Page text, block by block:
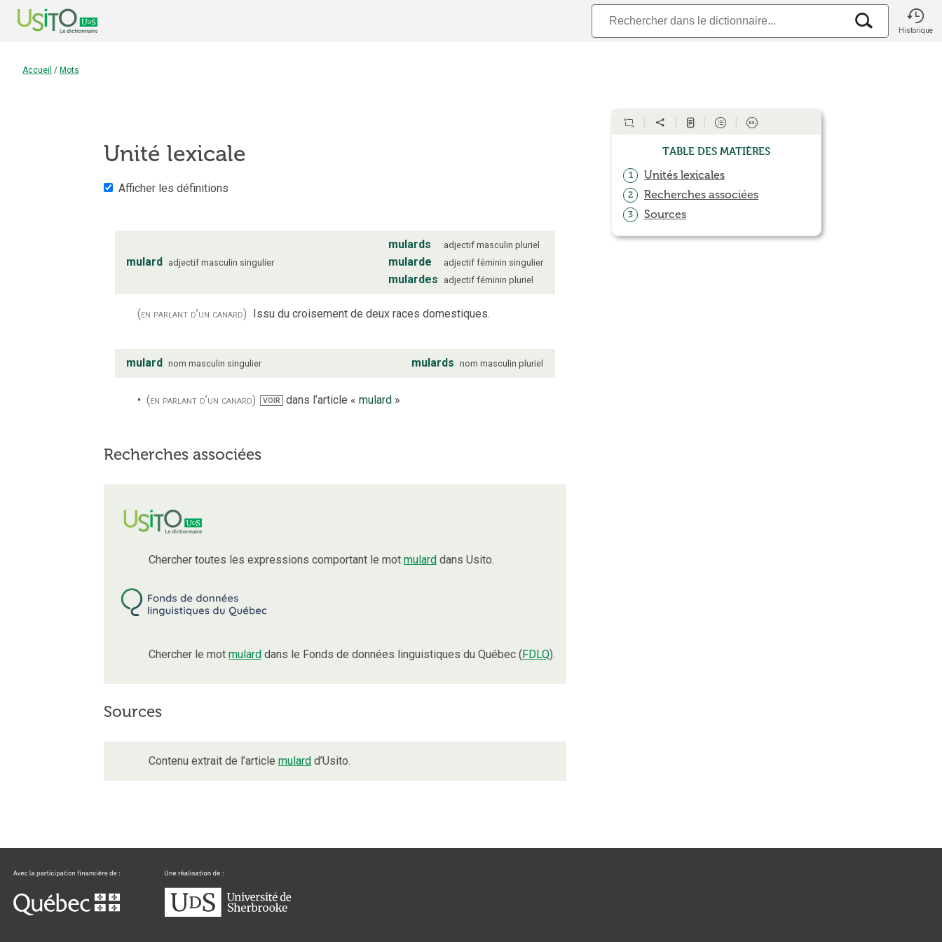
Historique
Accueil / Mots
Unité lexicale
Afficher les définitions
mulard adjectif masculin singulier
mulards adjectif masculin pluriel
mularde adjectif féminin singulier
mulardes adjectif féminin pluriel
(en parlant d’un canard) Issu du croisement de deux races domestiques.
mulard nom masculin singulier mulards nom masculin pluriel
(en parlant d’un canard) VOIR dans l’article « mulard»
Recherches associées
Chercher toutes les expressions comportant le mot mulard dans Usito.
Chercher le mot mulard dans le Fonds de données linguistiques du Québec (FDLQ).
Sources
Contenu extrait de l’article mulard d’Usito.
Table des matières
1 Unités lexicales
2 Recherches associées
3 Sources